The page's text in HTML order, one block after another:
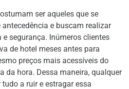
ser aqueles que se
e buscam realizar
segurança. Inúmeros clientes
de hotel meses antes para
preços mais acessíveis do
da hora. Dessa maneira, qualquer
a ruir e estragar essa